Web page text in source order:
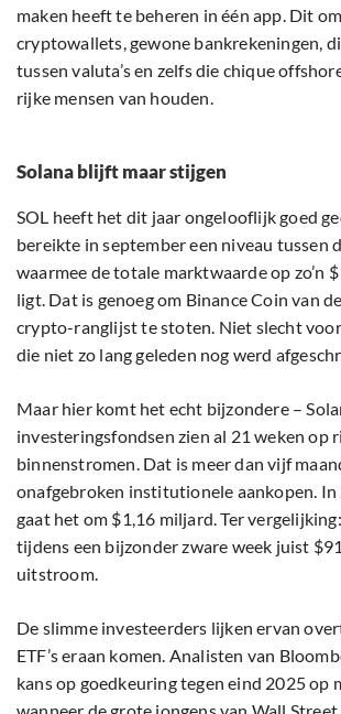
maken heeft te beheren in één app. Dit
cryptowallets, gewone bankrekeningen,
tussen valuta’s en zelfs die chique
rijke mensen van houden.
Solana blijft maar stijgen
SOL heeft het dit jaar ongelooflijk goed
bereikte in september een niveau tussen
waarmee de totale marktwaarde op zo’n
ligt. Dat is genoeg om Binance Coin van
crypto-ranglijst te stoten. Niet slecht
die niet zo lang geleden nog werd
Maar hier komt het echt bijzondere –
investeringsfondsen zien al 21 weken op
binnenstromen. Dat is meer dan vijf
onafgebroken institutionele aankopen. In
gaat het om $1,16 miljard. Ter
tijdens een bijzonder zware week juist
uitstroom.
De slimme investeerders lijken ervan
ETF’s eraan komen. Analisten van
kans op goedkeuring tegen eind 2025 op